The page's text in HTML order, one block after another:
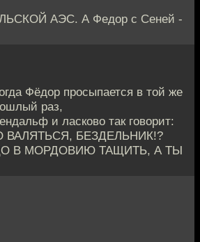
АЭС. А Федор с Сеней -
Фёдор просыпается в той же
раз,
и ласково так говорит:
БЕЗДЕЛЬНИК!?
В МОРДОВИЮ ТАЩИТЬ, А ТЫ